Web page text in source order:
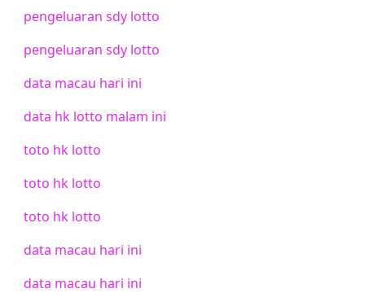
pengeluaran sdy lotto
pengeluaran sdy lotto
data macau hari ini
data hk lotto malam ini
toto hk lotto
toto hk lotto
toto hk lotto
data macau hari ini
data macau hari ini